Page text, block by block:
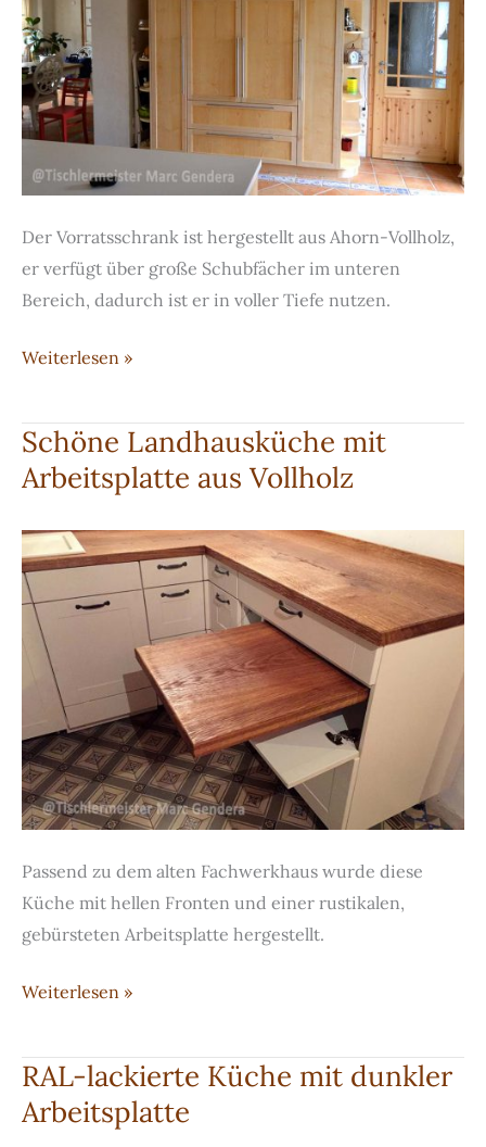
Der Vorratsschrank ist hergestellt aus Ahorn-Vollholz,
er verfügt über große Schubfächer im unteren
Bereich, dadurch ist er in voller Tiefe nutzen.
Küchenmöbel
Ahorn-
Vollholz
Weiterlesen »
Schöne Landhausküche mit
Arbeitsplatte aus Vollholz
Passend zu dem alten Fachwerkhaus wurde diese
Küche mit hellen Fronten und einer rustikalen,
gebürsteten Arbeitsplatte hergestellt.
Schöne
mit
Arbeitsplatte
aus
Weiterlesen »
RAL-lackierte Küche mit dunkler
Arbeitsplatte